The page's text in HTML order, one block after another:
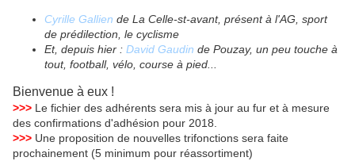
Cyrille Gallien de La Celle-st-avant, présent à l'AG, sport
de prédilection, le cyclisme
Et, depuis hier : David Gaudin de Pouzay, un peu touche à
tout, football, vélo, course à pied...
Bienvenue à eux !
>>> Le fichier des adhérents sera mis à jour au fur et à mesure
des confirmations d'adhésion pour 2018.
>>> Une proposition de nouvelles trifonctions sera faite
prochainement (5 minimum pour réassortiment)